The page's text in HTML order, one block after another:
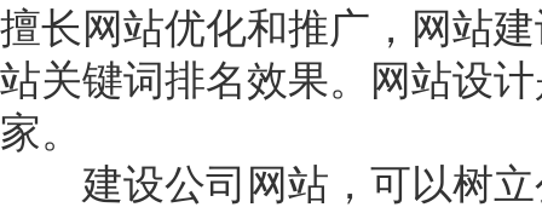
擅长网站优化和推广，网站
站关键词排名效果。网站设
家。
建设公司网站，可以树立